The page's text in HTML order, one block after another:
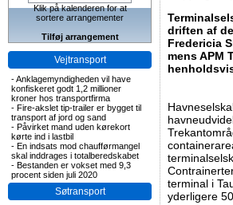
Klik på kalenderen for at
sortere arrangementer
Tilføj arrangement
Vejtransport
-Anklagemyndigheden vil have
konfiskeret godt 1,2 millioner
kroner hos transportfirma
- Fire-akslet tip-trailer er bygget til
transport af jord og sand
- Påvirket mand uden kørekort
kørte ind i lastbil
- En indsats mod chaufførmangel
skal inddrages i totalberedskabet
- Bestanden er vokset med 9,3
procent siden juli 2020
Søtransport
driften af
Fredericia
mens APM
terminal i
yderligere